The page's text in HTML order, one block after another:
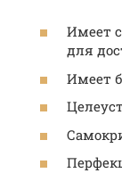
Имеет
для
Имеет